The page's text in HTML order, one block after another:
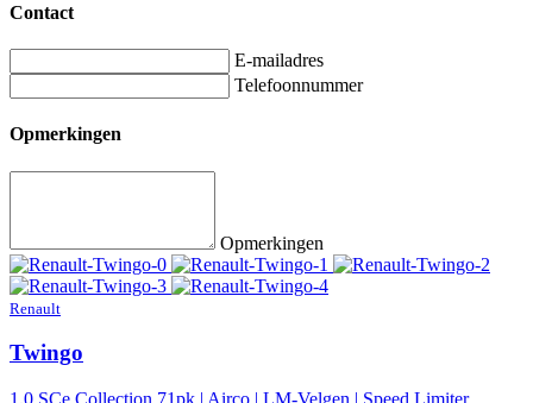
Contact
E-mailadres
Telefoonnummer
Opmerkingen
Opmerkingen
Renault
Twingo
1.0 SCe Collection 71pk | Airco | LM-Velgen | Speed Limiter